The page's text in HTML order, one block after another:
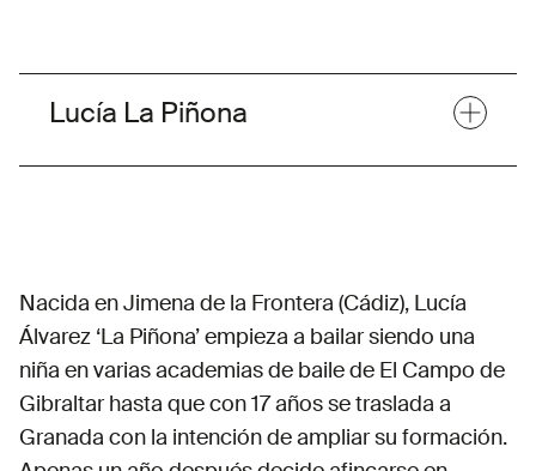
Lucía La Piñona
Lucía Álvarez ‘La Piñona’, nacida en Jimena de la
Frontera (Cádiz), comenzó a bailar en academias
Nacida en Jimena de la Frontera (Cádiz), Lucía
Álvarez ‘La Piñona’ empieza a bailar siendo una
niña en varias academias de baile de El Campo de
Gibraltar hasta que con 17 años se traslada a
Granada con la intención de ampliar su formación.